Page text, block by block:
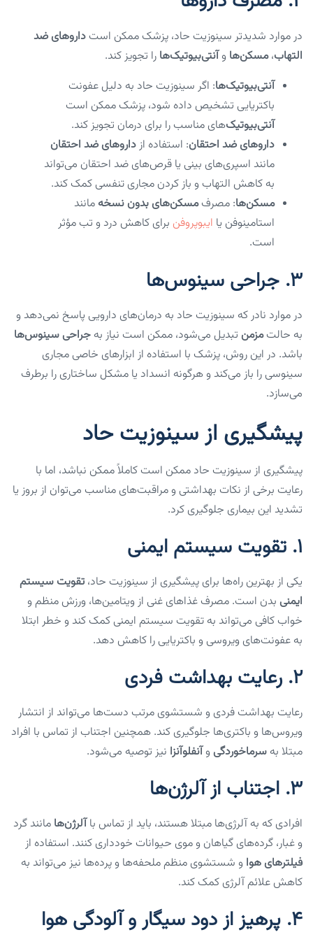
در موارد شدیدتر سینوزیت حاد، پزشک ممکن است داروهای ضد
التهاب،مسکن‌ها وآنتی‌بیوتیک‌ها را تجویز کند.
آنتی‌بیوتیک‌ها: اگر سینوزیت حاد به دلیل عفونت
باکتریایی تشخیص داده شود، پزشک ممکن است
آنتی‌بیوتیک‌های مناسب را برای درمان تجویز کند.
داروهای ضد احتقان: استفاده از داروهای ضد احتقان
مانند اسپری‌های بینی یا قرص‌های ضد احتقان می‌تواند
به کاهش التهاب و باز کردن مجاری تنفسی کمک کند.
مسکن‌ها: مصرفمسکن‌های بدون نسخه مانند
استامینوفن یا ایبوپروفن برای کاهش درد و تب مؤثر
است.
3. جراحی سینوس‌ها
در موارد نادر که سینوزیت حاد به درمان‌های دارویی پاسخ نمی‌دهد و
به حالتمزمن تبدیل می‌شود، ممکن است نیاز به جراحی سینوس‌ها
باشد. در این روش، پزشک با استفاده از ابزارهای خاصی مجاری
سینوسی را باز می‌کند و هرگونه انسداد یا مشکل ساختاری را برطرف
می‌سازد.
پیشگیری از سینوزیت حاد
پیشگیری از سینوزیت حاد ممکن است کاملاً ممکن نباشد، اما با
رعایت برخی از نکات بهداشتی و مراقبت‌های مناسب می‌توان از بروز یا
تشدید این بیماری جلوگیری کرد.
1. تقویت سیستم ایمنی
یکی از بهترین راه‌ها برای پیشگیری از سینوزیت حاد، تقویت سیستم
ایمنی بدن است. مصرف غذاهای غنی از ویتامین‌ها، ورزش منظم و
خواب کافی می‌تواند به تقویت سیستم ایمنی کمک کند و خطر ابتلا
به عفونت‌های ویروسی و باکتریایی را کاهش دهد.
2. رعایت بهداشت فردی
رعایت بهداشت فردی و شستشوی مرتب دست‌ها می‌تواند از انتشار
ویروس‌ها و باکتری‌ها جلوگیری کند. همچنین اجتناب از تماس با افراد
مبتلا به سرماخوردگی وآنفلوآنزا نیز توصیه می‌شود.
3. اجتناب از آلرژن‌ها
افرادی که به آلرژی‌ها مبتلا هستند، باید از تماس باآلرژن‌ها مانند گرد
و غبار، گرده‌های گیاهان و موی حیوانات خودداری کنند. استفاده از
فیلترهای هوا و شستشوی منظم ملحفه‌ها و پرده‌ها نیز می‌تواند به
کاهش علائم آلرژی کمک کند.
4. پرهیز از دود سیگار و آلودگی هوا